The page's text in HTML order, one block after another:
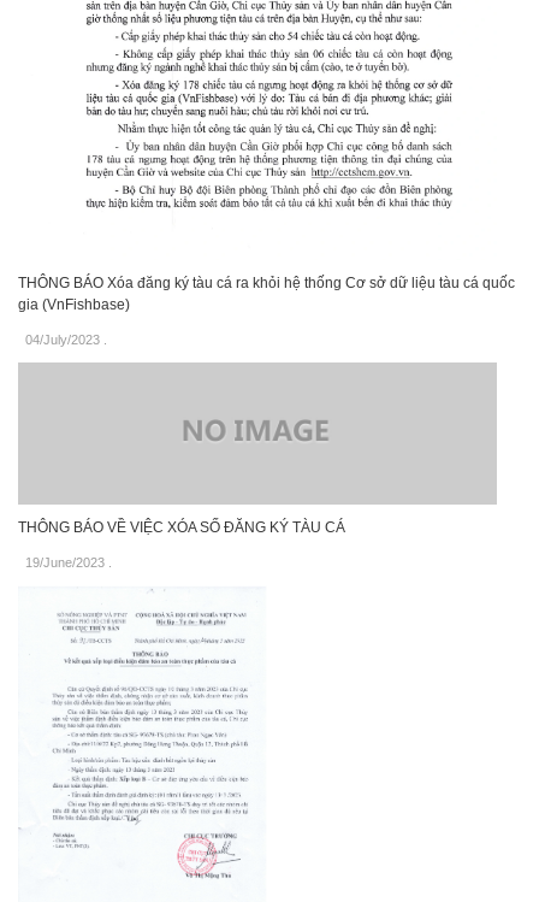
THÔNG BÁO Xóa đăng ký tàu cá ra khỏi hệ thống Cơ sở dữ liệu tàu cá quốc
gia (VnFishbase)
04/July/2023 .
THÔNG BÁO VỀ VIỆC XÓA SỐ ĐĂNG KÝ TÀU CÁ
19/June/2023